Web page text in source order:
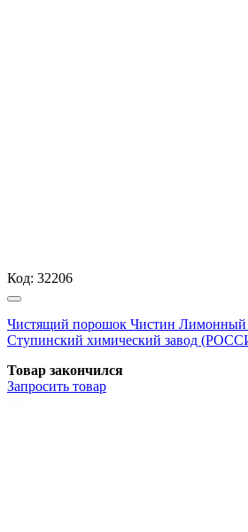
Код: 32206
Чистящий порошок Чистин Лимонный
Ступинский химический завод
Товар закончился
Запросить товар